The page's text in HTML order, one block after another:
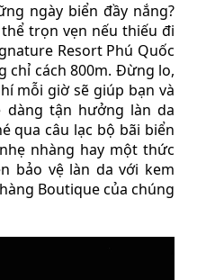
ngày biển đầy nắng?
trọn vẹn nếu thiếu đi
Resort Phú Quốc
chỉ cách 800m. Đừng lo,
mỗi giờ sẽ giúp bạn và
tận hưởng làn da
qua câu lạc bộ bãi biển
nhàng hay một thức
bảo vệ làn da với kem
Boutique của chúng